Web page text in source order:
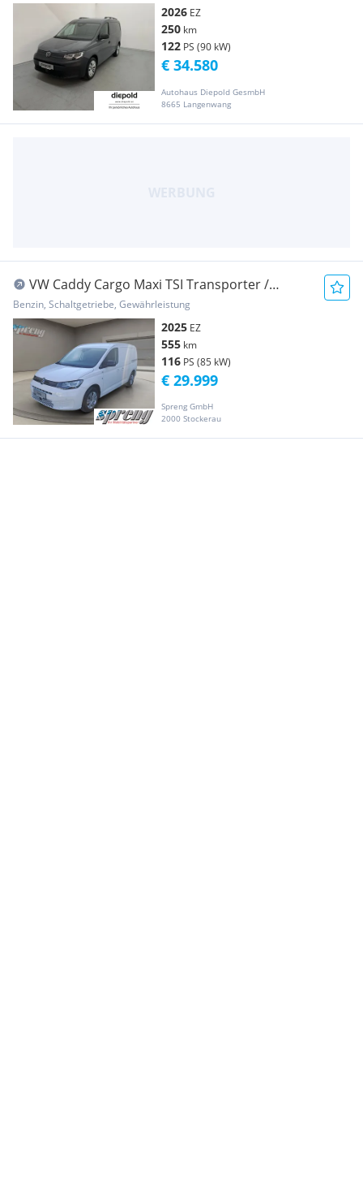
2026 EZ
250 km
122 PS (90 kW)
Autohaus Diepold GesmbH
8665 Langenwang
€ 34.580
VW Caddy Cargo Maxi TSI Transporter /
Kastenwagen
Benzin, Schaltgetriebe, Gewährleistung
2025 EZ
555 km
116 PS (85 kW)
Spreng GmbH
2000 Stockerau
€ 29.999